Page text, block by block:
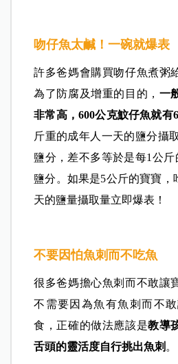
吻仔魚太鹹！一碗就爆表
許多爸媽會購買吻仔魚煮粥
為了防腐及增重的目的， 一
非常高，600公克魰仔魚就有
斤重的成年人一天的鹽分攝
鹽分，差不多等於是每1公斤
鹽分。如果是5公斤的寶寶，
天的鹽量攝取量立即爆表！
不要因怕魚刺而不吃魚
很多爸媽擔心魚刺而不敢讓
不需要因為魚有魚刺而不
食，正確的做法應該是教導
舌頭的靈活度自行挑出魚刺 。